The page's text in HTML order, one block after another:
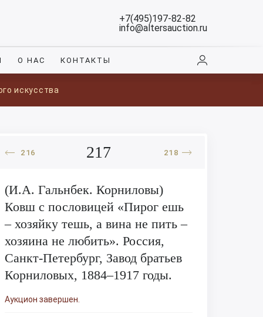
+7(495)197-82-82
info@altersauction.ru
О НАС КОНТАКТЫ
искусства
216 217 218
(И.А. Гальнбек. Корниловы)
Ковш с пословицей «Пирог ешь
– хозяйку тешь, а вина не пить –
хозяина не любить». Россия,
Санкт-Петербург, Завод братьев
Корниловых, 1884–1917 годы.
Аукцион завершен.